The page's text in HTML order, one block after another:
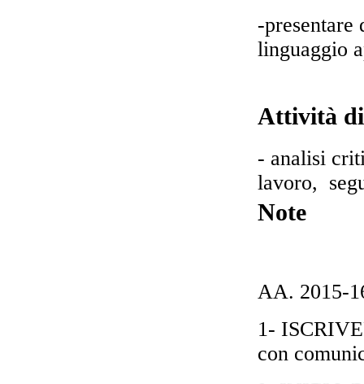
-
linguaggio
Attività
- analisi
lavoro,
Note
AA. 2015-
1-
con